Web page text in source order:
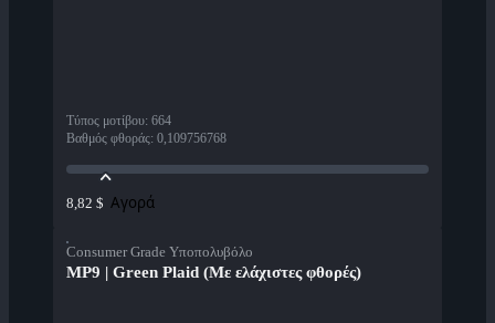
Τύπος μοτίβου: 664
Βαθμός φθοράς: 0,109756768
8,82 $ Αγορά
Consumer Grade Υποπολυβόλο
MP9 | Green Plaid (Με ελάχιστες φθορές)